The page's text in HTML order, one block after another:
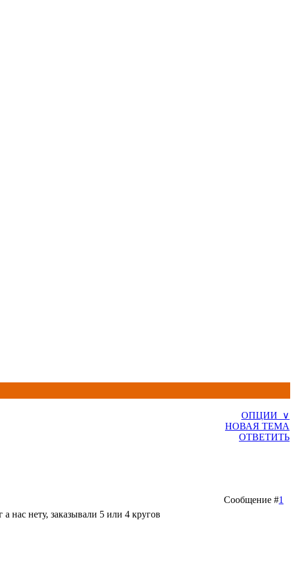
ОПЦИИ ∨
НОВАЯ ТЕМА
ОТВЕТИТЬ
Сообщение #1
нас нету, заказывали 5 или 4 кругов